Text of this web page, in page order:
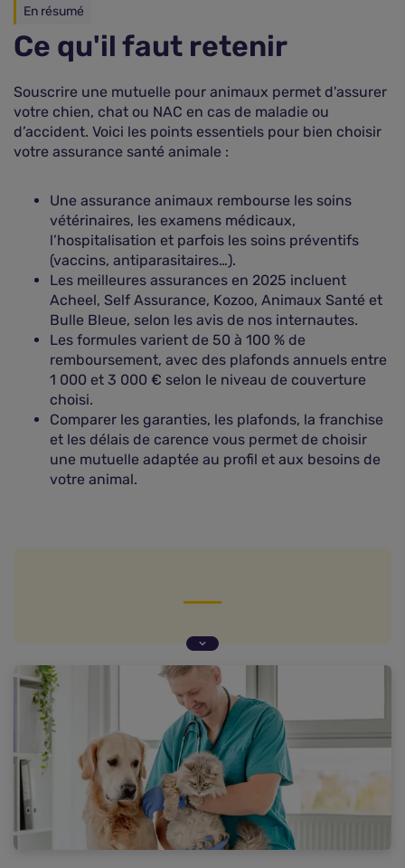
En résumé
Ce qu'il faut retenir
Souscrire une mutuelle pour animaux permet d'assurer
votre chien, chat ou NAC en cas de maladie ou
d’accident. Voici les points essentiels pour bien choisir
votre assurance santé animale :
Une assurance animaux rembourse les soins
vétérinaires, les examens médicaux,
l’hospitalisation et parfois les soins préventifs
(vaccins, antiparasitaires…).
Les meilleures assurances en 2025 incluent
Acheel, Self Assurance, Kozoo, Animaux Santé et
Bulle Bleue, selon les avis de nos internautes.
Les formules varient de 50 à 100 % de
remboursement, avec des plafonds annuels entre
1 000 et 3 000 € selon le niveau de couverture
choisi.
Comparer les garanties, les plafonds, la franchise
et les délais de carence vous permet de choisir
une mutuelle adaptée au profil et aux besoins de
votre animal.
Quelles sont les garanties d'une mutuelle pour
animaux ?
Comparatif des meilleures assurances animaux
du marché
Pourquoi comparer les assurances animaux ?
Choisir la meilleure assurance pour votre animal
domestique
Questions fréquentes sur les meilleures
assurances animaux